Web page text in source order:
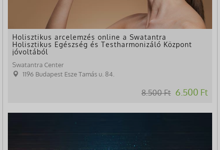
Holisztikus arcelemzés online a Swatantra
Holisztikus Egészség és Testharmonizáló Központ
jóvoltából
Swatantra Center
1196 Budapest Esze Tamás u. 84.
8.500 Ft 6.500 Ft